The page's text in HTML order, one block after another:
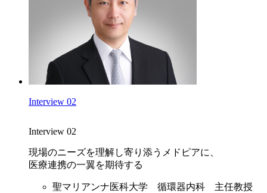
Interview 02
Interview 02
現場のニーズを理解し寄り添うメドピアに、
医療連携の一翼を期待する
聖マリアンナ医科大学 循環器内科 主任教授